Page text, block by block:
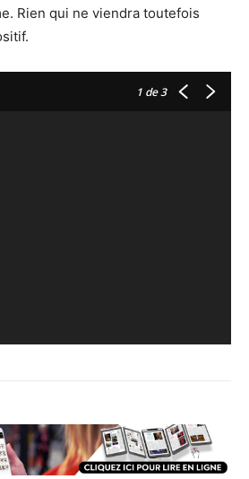
Rien qui ne viendra toutefois
1 de 3